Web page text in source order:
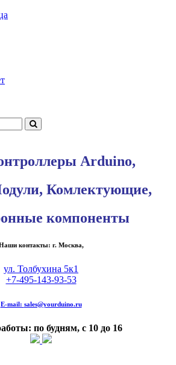
Arduino,
Комлектующие,
компоненты
контакты: г. Москва,
ул. Толбухина 5к1
+7-495-143-93-53
E-mail: sales@yourduino.ru
по будням, с 10 до 16